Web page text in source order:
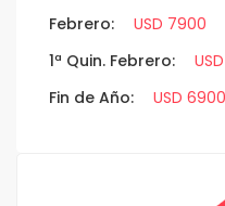
Febrero:
USD 7900
1ª Quin. Febrero:
Fin de Año:
USD 6900